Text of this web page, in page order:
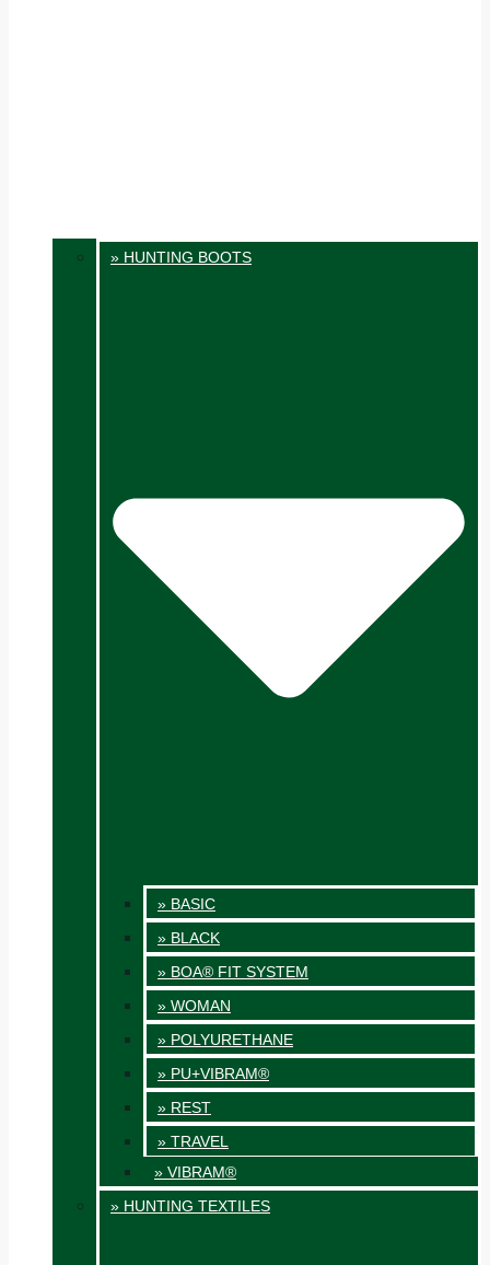
» HUNTING BOOTS
» BASIC
» BLACK
» BOA® FIT SYSTEM
» WOMAN
» POLYURETHANE
» PU+VIBRAM®
» REST
» TRAVEL
» VIBRAM®
» HUNTING TEXTILES